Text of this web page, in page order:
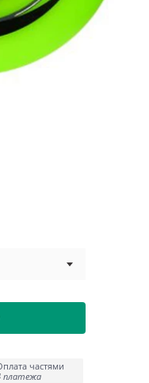
частями
платежа